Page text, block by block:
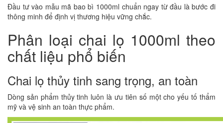
Đầu tư vào mẫu mã bao bì 1000ml chuẩn ngay từ đầu là bước đi
thông minh để định vị thương hiệu vững chắc.
Phân loại chai lọ 1000ml theo
chất liệu phổ biến
Chai lọ thủy tinh sang trọng, an toàn
Dòng sản phẩm thủy tinh luôn là ưu tiên số một cho yếu tố thẩm
mỹ và vệ sinh an toàn thực phẩm.